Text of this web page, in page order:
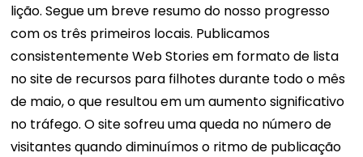
lição. Segue um breve resumo do nosso progresso
com os três primeiros locais. Publicamos
consistentemente Web Stories em formato de lista
no site de recursos para filhotes durante todo o mês
de maio, o que resultou em um aumento significativo
no tráfego. O site sofreu uma queda no número de
visitantes quando diminuímos o ritmo de publicação